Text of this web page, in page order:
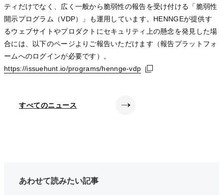
ティだけでなく、広く一般から脆弱性の報告を受け付ける「脆弱性
開示プログラム（VDP）」も運用しています。HENNGEが提供す
るウェブサイトやプロダクトにセキュリティ上の懸念を発見した場
合には、以下のページよりご報告いただけます（報告プラットフォ
ームへのログインが必要です）。
https://issuehunt.io/programs/hennge-vdp
https://issuehunt.io/programs/hennge-vdp
https://issuehunt.io/programs/hennge-vdp
すべてのニュース
あわせて読みたい記事